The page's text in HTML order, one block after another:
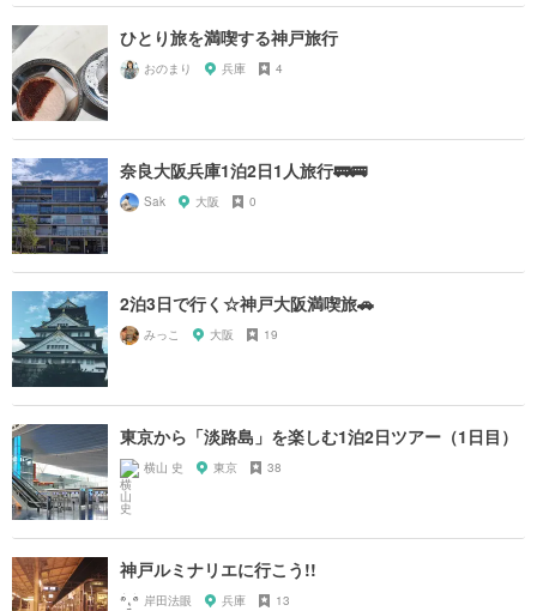
ひとり旅を満喫する神戸旅行
おのまり 兵庫 4
奈良大阪兵庫1泊2日1人旅行🚃🚌
Sak 大阪 0
2泊3日で行く☆神戸大阪満喫旅🚗
みっこ 大阪 19
東京から「淡路島」を楽しむ1泊2日ツアー（1日目）
横山 史 東京 38
神戸ルミナリエに行こう!!
岸田法眼 兵庫 13